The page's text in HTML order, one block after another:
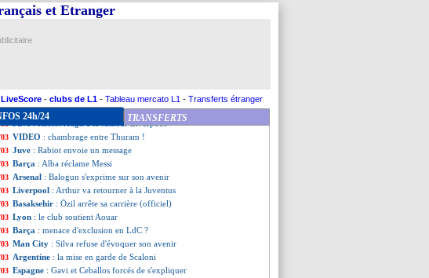
et Etranger
LiveScore - clubs de L1 - Tableau mercato L1 - Transferts étranger
24h/24 TRANSFERTS
Côte d'Ivoire: Aurier commente le cas S. Fofana
EdF: les frères Thuram, Deschamps cash
03 PSG
03 EdF: Samba explique son rôle
Nice: son avenir, Todibo s'interroge
: Rabiot réagit à la rumeur Liverpool
VIDEO : chambrage entre Thuram !
Juve : Rabiot envoie un message
Barça : Alba réclame Messi
Arsenal : Balogun s'exprime sur son avenir
Liverpool : Arthur va retourner à la Juventus
Basaksehir : Özil arrête sa carrière (officiel)
Lyon : le club soutient Aouar
Barça : menace d'exclusion en LdC ?
Man City : Silva refuse d'évoquer son avenir
Argentine : la mise en garde de Scaloni
Espagne : Gavi et Ceballos forcés de s'expliquer